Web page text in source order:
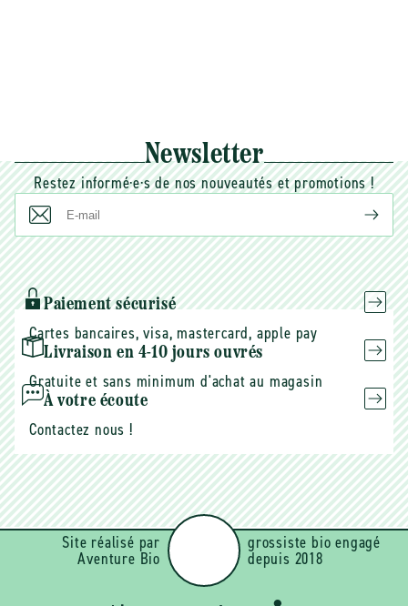
Newsletter
Restez informé·e·s de nos nouveautés et promotions !
E-
mail
Paiement sécurisé
Cartes bancaires, visa, mastercard, apple pay
Livraison en 4-10 jours ouvrés
Gratuite et sans minimum d'achat au magasin
À votre écoute
Contactez nous !
Site réalisé par
Aventure Bio
grossiste bio engagé
depuis 2018